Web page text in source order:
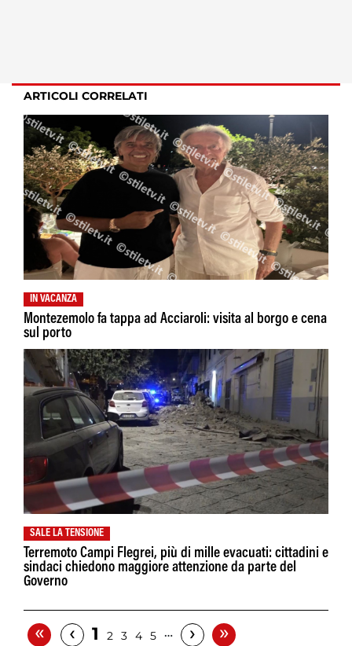
ARTICOLI CORRELATI
IN VACANZA
Montezemolo fa tappa ad Acciaroli: visita al borgo e cena
sul porto
SALE LA TENSIONE
Terremoto Campi Flegrei, più di mille evacuati: cittadini e
sindaci chiedono maggiore attenzione da parte del
Governo
« ‹ 1 2 3 4 5 … › »